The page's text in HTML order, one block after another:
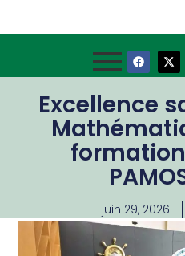
Excellence
juin 29, 2026